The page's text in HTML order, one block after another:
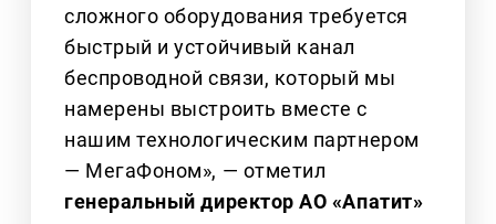
сложного оборудования требуется
быстрый и устойчивый канал
беспроводной связи, который мы
намерены выстроить вместе с
нашим технологическим партнером
— МегаФоном», — отметил
генеральный директор АО «Апатит»